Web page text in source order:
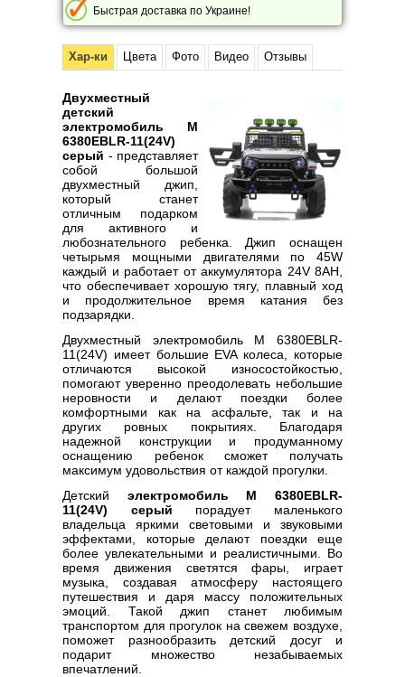
Быстрая доставка по Украине!
Хар-ки Цвета Фото Видео Отзывы
Двухместный
детский
электромобиль M
6380EBLR-11(24V)
серый - представляет
собой большой
двухместный джип,
который станет
отличным подарком
для активного и
любознательного ребенка. Джип оснащен
четырьмя мощными двигателями по 45W
каждый и работает от аккумулятора 24V 8AH,
что обеспечивает хорошую тягу, плавный ход
и продолжительное время катания без
подзарядки.
Двухместный электромобиль M 6380EBLR-
11(24V) имеет большие EVA колеса, которые
отличаются высокой износостойкостью,
помогают уверенно преодолевать небольшие
неровности и делают поездки более
комфортными как на асфальте, так и на
других ровных покрытиях. Благодаря
надежной конструкции и продуманному
оснащению ребенок сможет получать
максимум удовольствия от каждой прогулки.
Детский электромобиль M 6380EBLR-
11(24V) серый порадует маленького
владельца яркими световыми и звуковыми
эффектами, которые делают поездки еще
более увлекательными и реалистичными. Во
время движения светятся фары, играет
музыка, создавая атмосферу настоящего
путешествия и даря массу положительных
эмоций. Такой джип станет любимым
транспортом для прогулок на свежем воздухе,
поможет разнообразить детский досуг и
подарит множество незабываемых
впечатлений.